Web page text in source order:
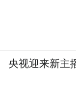
央视迎来新主